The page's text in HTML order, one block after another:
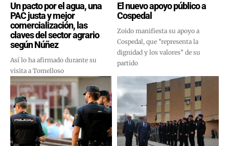
Un pacto por el agua, una
PAC justa y mejor
comercialización, las
claves del sector agrario
según Núñez
Así lo ha afirmado durante su
visita a Tomelloso
El nuevo apoyo público a
Cospedal
Zoido manifiesta su apoyo a
Cospedal, que "representa la
dignidad y los valores" de su
partido